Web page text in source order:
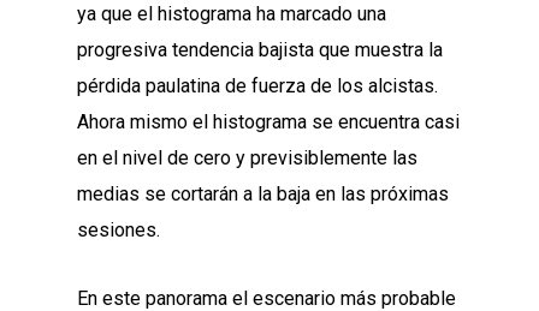
ya que el histograma ha marcado una
progresiva tendencia bajista que muestra la
pérdida paulatina de fuerza de los alcistas.
Ahora mismo el histograma se encuentra casi
en el nivel de cero y previsiblemente las
medias se cortarán a la baja en las próximas
sesiones.
En este panorama el escenario más probable